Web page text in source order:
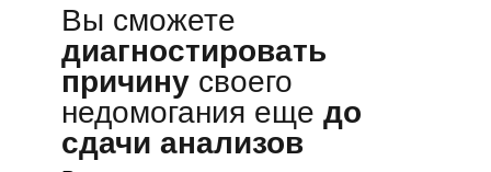
Молочница
Варикоз
Отит
Головная боль
+ расшифровка анализов